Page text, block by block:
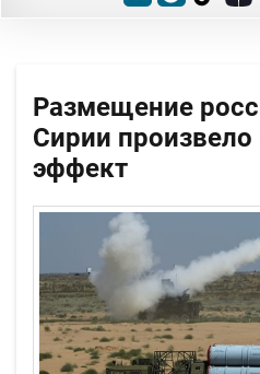
Размещение
Сирии
эффект